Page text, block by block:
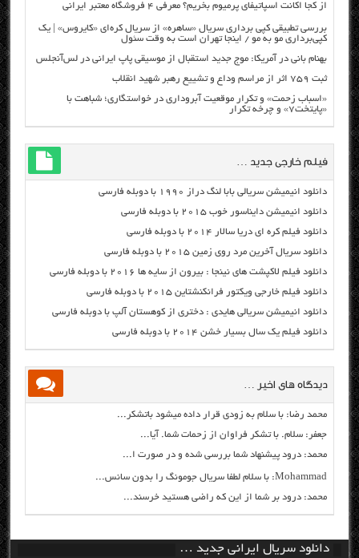
از کجا اکانت اسپاتیفای پرمیوم بخریم؟ معرفی ۴ فروشگاه معتبر ایرانی
بررسی تطبیقی کپی برداری سریال «ساهره» از سریال کره‌ای «کایروس» | یک
کپی‌برداری مو به مو / اینجا تهران است به وقت سئول
بهنام بانی در آمریکا: موج جدید استقبال از موسیقی پاپ ایرانی در لس‌آنجلس
ثبت ۷۵۹ اثر از مراسم وداع و تشییع رهبر شهید انقلاب
«اسباب زحمت» و تکرار موقعیت آبروداری در خواستگاری؛ شباهت با
«پایتخت۷» و چرخه تکرار
فیلم خارجی جدید …
دانلود انیمیشن سریالی بابا لنگ دراز ۱۹۹۰ با دوبله فارسی
دانلود انیمیشن دایناسور خوب ۲۰۱۵ با دوبله فارسی
دانلود فیلم کره ای دریا سالار ۲۰۱۴ با دوبله فارسی
دانلود سریال آخرین مرد روی زمین ۲۰۱۵ با دوبله فارسی
دانلود فیلم لاکپشت های نینجا : بیرون از سایه ها ۲۰۱۶ با دوبله فارسی
دانلود فیلم خارجی ویکتور فرانکنشتاین ۲۰۱۵ با دوبله فارسی
دانلود انیمیشن سریالی هایدی : دختری از کوهستان آلپ با دوبله فارسی
دانلود فیلم یک سال بسیار خشن ۲۰۱۴ با دوبله فارسی
دیدگاه های اخیر …
محمد رضا: با سلام به زودی قرار داده میشود باتشکر...
جعفر: سلام. با تشکر فراوان از زحمات شما. آیا...
محمد: درود پیشنهاد شما بررسی شده و در صورت ا...
Mohammad: با سلام لطفا سریال جومونگ را بدون سانس...
محمد: درود بر شما از این که راضی هستید خرسند...
دانلود سریال ایرانی جدید …